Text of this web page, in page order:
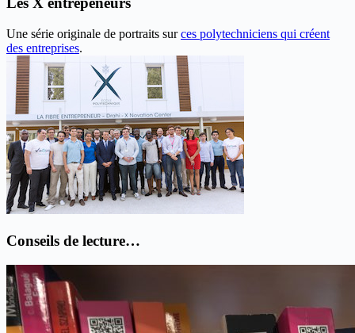
Une série originale de portraits surces polytechniciens qui créent
des entreprises.
Conseils de lecture…